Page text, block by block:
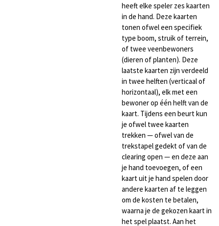
heeft elke speler zes kaarten
in de hand. Deze kaarten
tonen ofwel een specifiek
type boom, struik of terrein,
of twee veenbewoners
(dieren of planten). Deze
laatste kaarten zijn verdeeld
in twee helften (verticaal of
horizontaal), elk met een
bewoner op één helft van de
kaart. Tijdens een beurt kun
je ofwel twee kaarten
trekken — ofwel van de
trekstapel gedekt of van de
clearing open — en deze aan
je hand toevoegen, of een
kaart uit je hand spelen door
andere kaarten af te leggen
om de kosten te betalen,
waarna je de gekozen kaart in
het spel plaatst. Aan het